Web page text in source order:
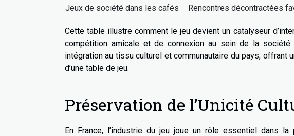
Jeux de société dans les cafés
Rencontres décontractées
Cette table illustre comment le jeu devient un catalyseur
compétition amicale et de connexion au sein de la
intégration au tissu culturel et communautaire du pays, offrant
d’une table de jeu.
Préservation de l’Unicité
En France, l’industrie du jeu joue un rôle essentiel dans